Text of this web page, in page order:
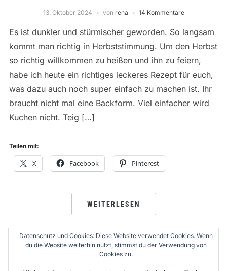
13. Oktober 2024 von rena 14 Kommentare
Es ist dunkler und stürmischer geworden. So langsam
kommt man richtig in Herbststimmung. Um den Herbst
so richtig willkommen zu heißen und ihn zu feiern,
habe ich heute ein richtiges leckeres Rezept für euch,
was dazu auch noch super einfach zu machen ist. Ihr
braucht nicht mal eine Backform. Viel einfacher wird
Kuchen nicht. Teig […]
Teilen mit:
X Facebook Pinterest
WEITERLESEN
SEITENNUMMERIERUNG
Datenschutz und Cookies: Diese Website verwendet Cookies. Wenn
du die Website weiterhin nutzt, stimmst du der Verwendung von
Cookies zu.